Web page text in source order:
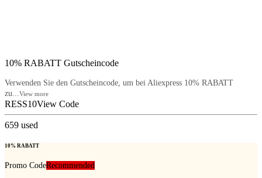
10% RABATT Gutscheincode
Verwenden Sie den Gutscheincode, um bei Aliexpress 10% RABATT
zu...
View more
RESS10View Code
659 used
10% RABATT
Promo CodeRecommended